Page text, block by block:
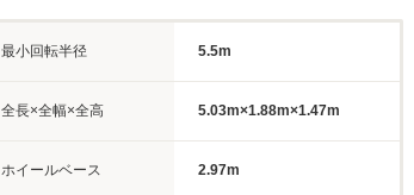
最小回転半径 5.5m
全長×全幅×全高 5.03m×1.88m×1.47m
ホイールベース 2.97m